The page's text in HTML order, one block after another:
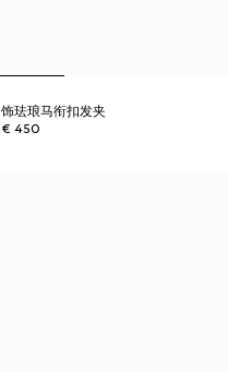
饰珐琅马衔扣发夹
€ 450